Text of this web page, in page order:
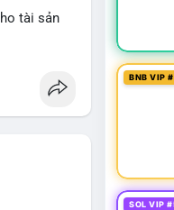
tài sản
BNB VIP
SOL VIP